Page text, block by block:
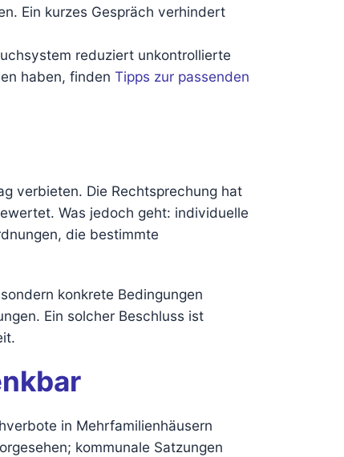
Ein kurzes Gespräch verhindert
reduziert unkontrollierte
haben, finden Tipps zur passenden
verbieten. Die Rechtsprechung hat
Was jedoch geht: individuelle
die bestimmte
konkrete Bedingungen
Ein solcher Beschluss ist
in Mehrfamilienhäusern
kommunale Satzungen